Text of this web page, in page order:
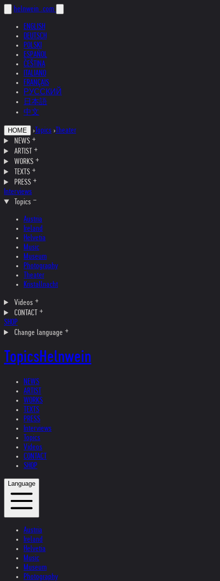
helnwein .com
ENGLISH
DEUTSCH
POLSKI
ESPAÑOL
ČEŠTINA
ITALIANO
FRANÇAIS
РУССКИЙ
日本語
中文
HOME › Topics › Theater
NEWS
ARTIST
WORKS
TEXTS
PRESS
Interviews
Topics
Austria
Ireland
Helvetia
Music
Museum
Photography
Theater
Kristallnacht
Videos
CONTACT
SHOP
Change language
TopicsHelnwein
NEWS
ARTIST
WORKS
TEXTS
PRESS
Interviews
Topics
Videos
CONTACT
SHOP
Language
Austria
Ireland
Helvetia
Music
Museum
Photography